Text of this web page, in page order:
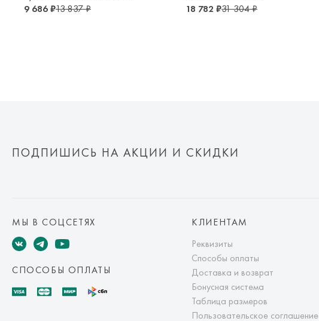
9 686 ₽13 837 ₽
18 782 ₽31 304 ₽
ПОДПИШИСЬ НА АКЦИИ И СКИДКИ
МЫ В СОЦСЕТЯХ
СПОСОБЫ ОПЛАТЫ
КЛИЕНТАМ
Реквизиты
Способы оплаты
Доставка и возврат
Бонусная система
Таблица размеров
Пользовательское соглашение